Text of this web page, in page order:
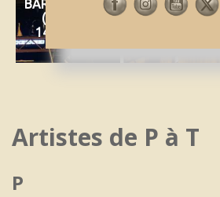
BARBACK Lyon
(Radiant)
14/10/2021
BARBACK Saint-
Symphorien sur
Artistes de P à T
P